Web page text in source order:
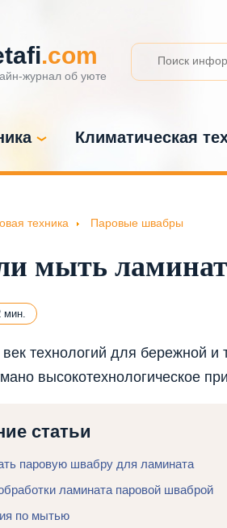
.com
журнал об уюте
Климатическая
техника Паровые швабры
мыть
мин.
технологий для бережной
высокотехнологическое
статьи
паровую швабру для ламината
ламината паровой шваброй
по мытью